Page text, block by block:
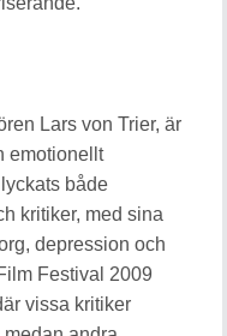
Lars von Trier, är
emotionellt
både
kritiker, med sina
depression och
Festival 2009
vissa kritiker